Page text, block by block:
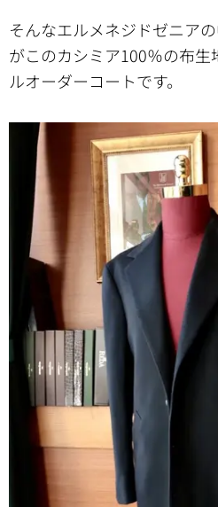
そんなエルメネジドゼニア
がこのカシミア100％の布生
ルオーダーコートです。